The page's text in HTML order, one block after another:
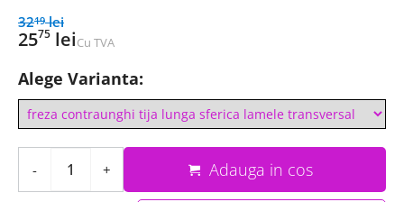
3219lei
2575 leiCu TVA
Alege Varianta:
- + Adauga in cos